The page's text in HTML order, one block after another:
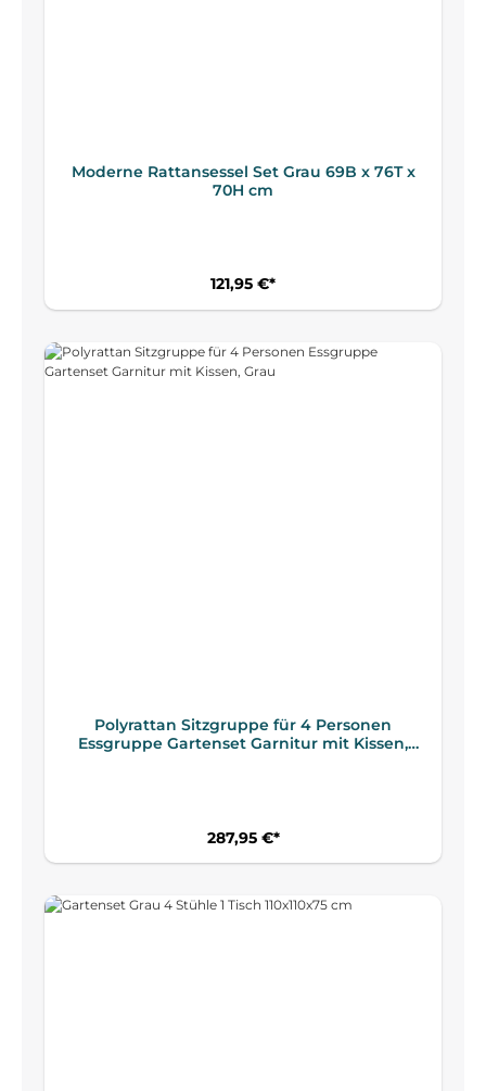
Moderne Rattansessel Set Grau 69B x 76T x
70H cm
121,95 €*
Polyrattan Sitzgruppe für 4 Personen
Essgruppe Gartenset Garnitur mit Kissen,
287,95 €*